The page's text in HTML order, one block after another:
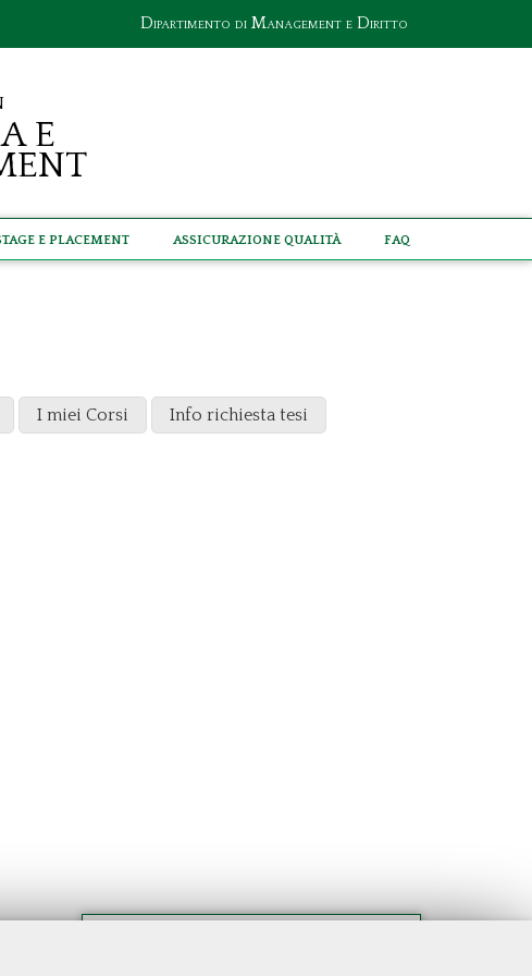
Dipartimento di Management e Diritto
e
e Placement Assicurazione Qualità Faq
I miei Corsi Info richiesta tesi